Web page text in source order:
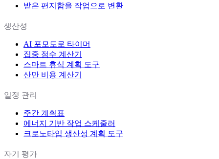
받은 편지함을 작업으로 변환
생산성
AI 포모도로 타이머
집중 점수 계산기
스마트 휴식 계획 도구
산만 비용 계산기
일정 관리
주간 계획표
에너지 기반 작업 스케줄러
크로노타입 생산성 계획 도구
자기 평가